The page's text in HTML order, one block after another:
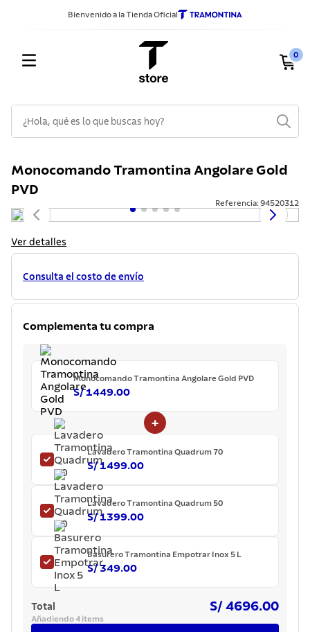
Bienvenido a la Tienda Oficial
0
Monocomando Tramontina Angolare Gold
PVD
Referencia:94520312
Ver detalles
Consulta el costo de envío
Complementa tu compra
Monocomando Tramontina Angolare Gold PVD
S/ 1449.00
+
Lavadero Tramontina Quadrum 70
S/ 1499.00
Lavadero Tramontina Quadrum 50
S/ 1399.00
Basurero Tramontina Empotrar Inox 5 L
S/ 349.00
Total S/ 4696.00
Añadiendo 4 items
1.
sarten
2.
cuchillos
4.
cubiertos
5
juego ollas
lavadero
acero inoxidable
tetera
grano